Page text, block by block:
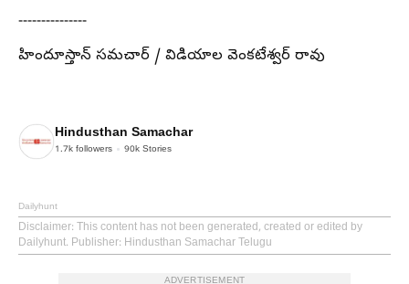
---------------
హిందూస్తాన్ సమచార్ / విడియాల వెంకటేశ్వర్ రావు
Hindusthan Samachar
1.7k followers 90k Stories
Dailyhunt
Disclaimer: This content has not been generated, created or edited by
Dailyhunt. Publisher: Hindusthan Samachar Telugu
ADVERTISEMENT